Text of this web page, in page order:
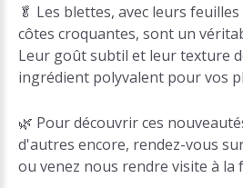
🥬 Les blettes, avec leurs
côtes croquantes, sont un
Leur goût subtil et leur texture
ingrédient polyvalent pour vos
🌿 Pour découvrir ces
d'autres encore, rendez-vous
ou venez nous rendre visite à la